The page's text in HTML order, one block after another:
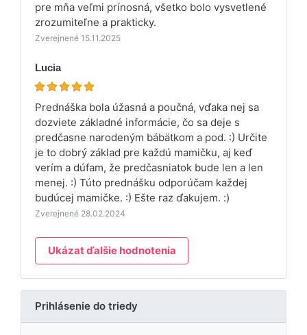
pre mňa veľmi prínosná, všetko bolo vysvetlené
zrozumiteľne a prakticky.
Zverejnené 15.11.2025
Lucia
Prednáška bola úžasná a poučná, vďaka nej sa
dozviete základné informácie, čo sa deje s
predčasne narodeným bábätkom a pod. :) Určite
je to dobrý základ pre každú mamičku, aj keď
verím a dúfam, že predčasniatok bude len a len
menej. :) Túto prednášku odporúčam každej
budúcej mamičke. :) Ešte raz ďakujem. :)
Zverejnené 28.02.2024
Ukázat ďalšie hodnotenia
Prihlásenie do triedy